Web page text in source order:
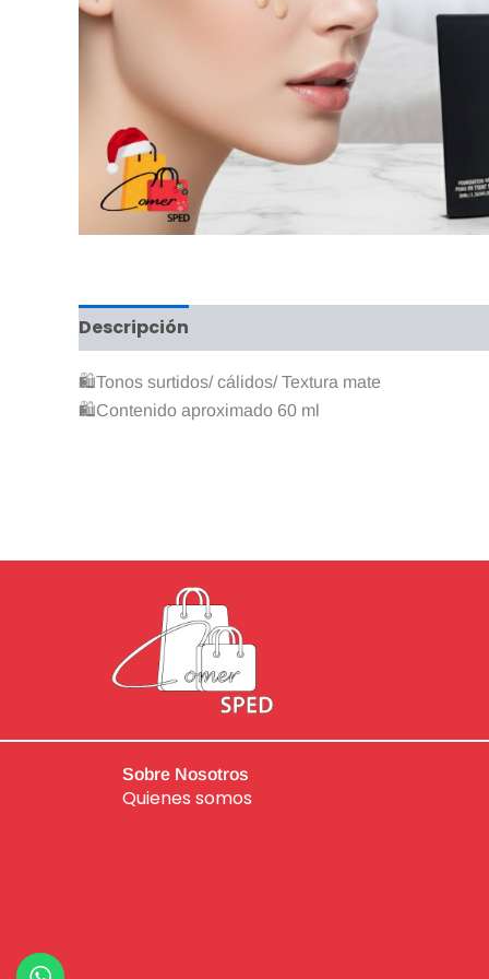
Descripción
🛍Tonos surtidos/ cálidos/ Textura mate
🛍Contenido aproximado 60 ml
Sobre Nosotros
Quienes somos